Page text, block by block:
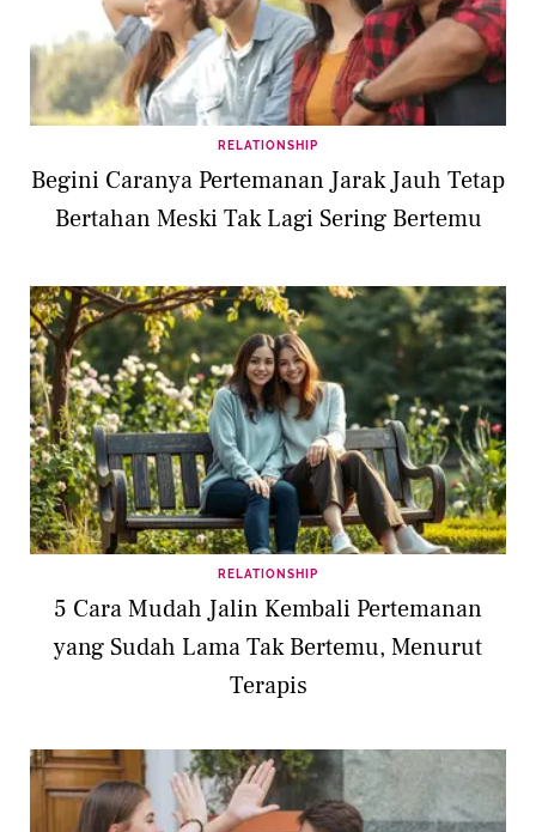
RELATIONSHIP
Begini Caranya Pertemanan Jarak Jauh Tetap
Bertahan Meski Tak Lagi Sering Bertemu
RELATIONSHIP
5 Cara Mudah Jalin Kembali Pertemanan
yang Sudah Lama Tak Bertemu, Menurut
Terapis